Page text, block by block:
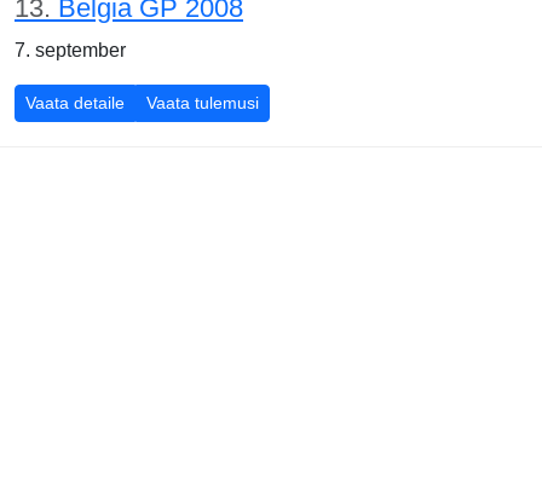
13. Belgia GP 2008
7. september
Vaata detaileBelgia GP 2008
Vaata tulemusiBelgia GP 2008